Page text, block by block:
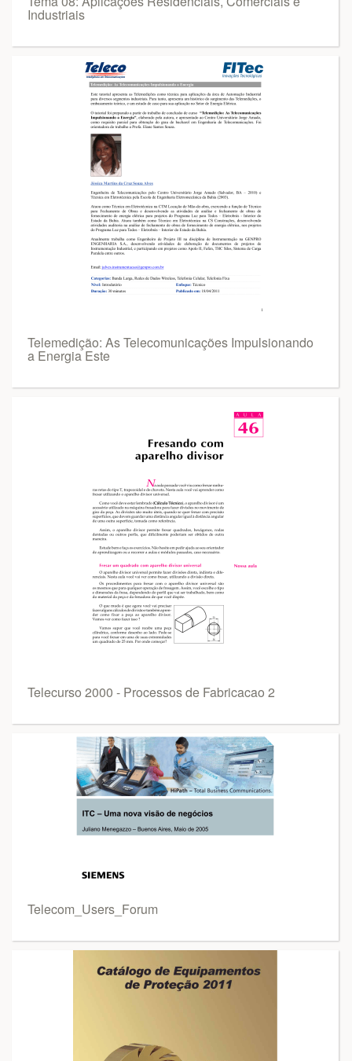
Industriais
Telemedição: As Telecomunicações Impulsionando
a Energia Este
Telecurso 2000 - Processos de Fabricacao 2
Telecom_Users_Forum